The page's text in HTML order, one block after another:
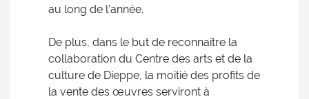
au long de l’année.
De plus, dans le but de reconnaître la
collaboration du Centre des arts et de la
culture de Dieppe, la moitié des profits de
la vente des œuvres serviront à